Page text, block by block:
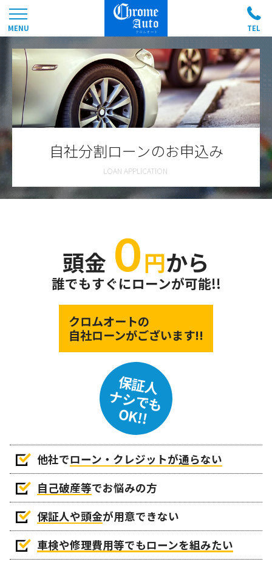
自社分割ローンのお申込み
頭金 ０円から
誰でもすぐにローンが可能!!
クロムオートの
自社ローンがございます!!
保証人
ナシでも
OK!!
他社でローン・クレジットが通らない
自己破産等でお悩みの方
保証人や頭金が用意できない
車検や修理費用等でもローンを組みたい